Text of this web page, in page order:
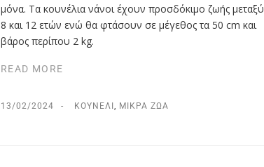
μόνα. Τα κουνέλια νάνοι έχουν προσδόκιμο ζωής μεταξύ
8 και 12 ετών ενώ θα φτάσουν σε μέγεθος τα 50 cm και
βάρος περίπου 2 kg.
READ MORE
13/02/2024 ΚΟΥΝΈΛΙ , ΜΙΚΡΆ ΖΏΑ